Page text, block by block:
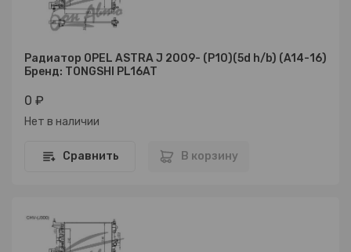
Радиатор OPEL ASTRA J 2009- (P10)(5d h/b) (A14-16)
Бренд: TONGSHI PL16AT
0 ₽
Нет в наличии
Сравнить В корзину